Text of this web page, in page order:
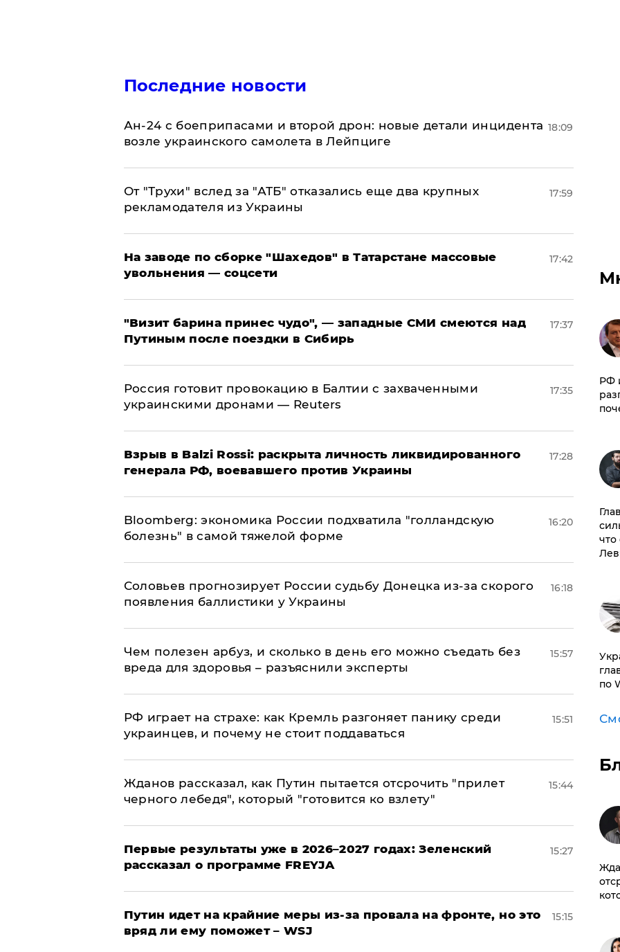
Последние новости
Ан-24 с боеприпасами и второй дрон: новые детали инцидента
возле украинского самолета в Лейпциге
18:09
От "Трухи" вслед за "АТБ" отказались еще два крупных
рекламодателя из Украины
17:59
На заводе по сборке "Шахедов" в Татарстане массовые
увольнения — соцсети
17:42
"Визит барина принес чудо", — западные СМИ смеются над
Путиным после поездки в Сибирь
17:37
​Россия готовит провокацию в Балтии с захваченными
украинскими дронами — Reuters
17:35
​Взрыв в Balzi Rossi: раскрыта личность ликвидированного
генерала РФ, воевавшего против Украины
17:28
Bloomberg: экономика России подхватила "голландскую
болезнь" в самой тяжелой форме
16:20
Соловьев прогнозирует России судьбу Донецка из-за скорого
появления баллистики у Украины
16:18
Чем полезен арбуз, и сколько в день его можно съедать без
вреда для здоровья – разъяснили эксперты
15:57
РФ играет на страхе: как Кремль разгоняет панику среди
украинцев, и почему не стоит поддаваться
15:51
Жданов рассказал, как Путин пытается отсрочить "прилет
черного лебедя", который "готовится ко взлету"
15:44
Первые результаты уже в 2026–2027 годах: Зеленский
рассказал о программе FREYJA
15:27
Путин идет на крайние меры из-за провала на фронте, но это
вряд ли ему поможет – WSJ
15:15
РФ
что
по